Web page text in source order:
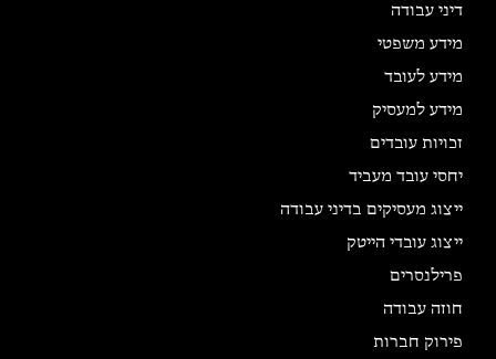
דיני עבודה
מידע משפטי
מידע לעובד
מידע למעסיק
זכויות עובדים
יחסי עובד מעביד
ייצוג מעסיקים בדיני עבודה
ייצוג עובדי הייטק
פרילנסרים
חוזה עבודה
פירוק חברות